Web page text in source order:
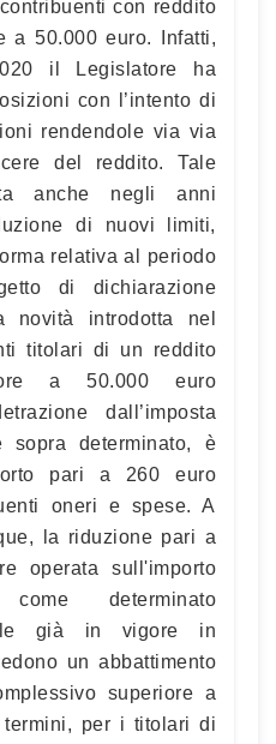
con reddito
a 50.000 euro. Infatti,
il Legislatore ha
con l’intento di
rendendole via via
del reddito. Tale
anche negli anni
di nuovi limiti,
relativa al periodo
di dichiarazione
novità introdotta nel
titolari di un reddito
a 50.000 euro
dall’imposta
sopra determinato, è
pari a 260 euro
oneri e spese. A
la riduzione pari a
operata sull'importo
determinato
già in vigore in
un abbattimento
superiore a
per i titolari di